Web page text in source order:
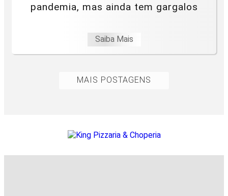
pandemia, mas ainda tem gargalos
Saiba Mais
MAIS POSTAGENS